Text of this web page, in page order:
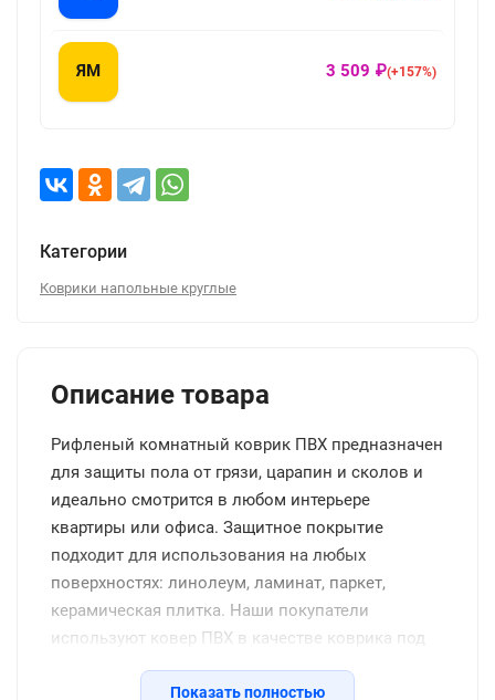
ЯМ 3 509 ₽(+157%)
Категории
Коврики напольные круглые
Описание товара
Рифленый комнатный коврик ПВХ предназначен
для защиты пола от грязи, царапин и сколов и
идеально смотрится в любом интерьере
квартиры или офиса. Защитное покрытие
подходит для использования на любых
поверхностях: линолеум, ламинат, паркет,
керамическая плитка. Наши покупатели
используют ковер ПВХ в качестве коврика под
обувь в прихожую или коридор, для кухни на
пол, коврика под тренажер дома и в спротзале,
Показать полностью